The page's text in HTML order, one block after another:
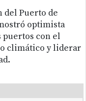
del Puerto de
optimista
puertos con el
climático y liderar